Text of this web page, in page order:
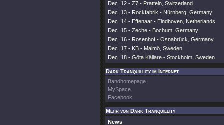
Dec. 12 - Z7 - Pratteln, Switzerland
Dec. 13 - Rockfabrik - Nürnberg, Germany
Dec. 14 - Effenaar - Eindhoven, Netherlands
Dec. 15 - Zeche - Bochum, Germany
Dec. 16 - Rosenhof - Osnabrück, Germany
Dec. 17 - KB - Malmö, Sweden
Dec. 18 - Göta Källare - Stockholm, Sweden
Dark Tranquillity im Internet
Bandhomepage
MySpace
Facebook
Mehr von Dark Tranquillity
News